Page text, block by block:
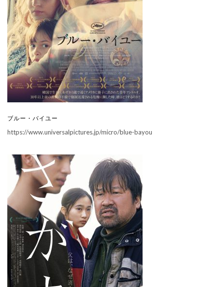
ブルー・バイユー
https://www.universalpictures.jp/micro/blue-bayou